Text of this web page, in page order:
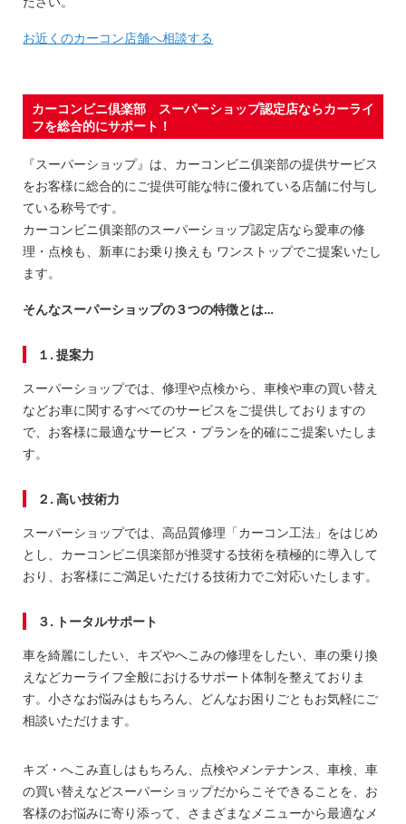
お近くのカーコン店舗へ相談する
カーコンビニ倶楽部 スーパーショップ認定店ならカーライ
フを総合的にサポート！
『スーパーショップ』は、カーコンビニ俱楽部の提供サービス
をお客様に総合的にご提供可能な特に優れている店舗に付与し
ている称号です。
カーコンビニ俱楽部のスーパーショップ認定店なら愛車の修
理・点検も、新車にお乗り換えも ワンストップでご提案いたし
ます。
そんなスーパーショップの３つの特徴とは…
１. 提案力
スーパーショップでは、修理や点検から、車検や車の買い替え
などお車に関するすべてのサービスをご提供しておりますの
で、お客様に最適なサービス・プランを的確にご提案いたしま
す。
２. 高い技術力
スーパーショップでは、高品質修理「カーコン工法」をはじめ
とし、カーコンビニ倶楽部が推奨する技術を積極的に導入して
おり、お客様にご満足いただける技術力でご対応いたします。
３. トータルサポート
車を綺麗にしたい、キズやへこみの修理をしたい、車の乗り換
えなどカーライフ全般におけるサポート体制を整えておりま
す。小さなお悩みはもちろん、どんなお困りごともお気軽にご
相談いただけます。
キズ・へこみ直しはもちろん、点検やメンテナンス、車検、車
の買い替えなどスーパーショップだからこそできることを、お
客様のお悩みに寄り添って、さまざまなメニューから最適なメ